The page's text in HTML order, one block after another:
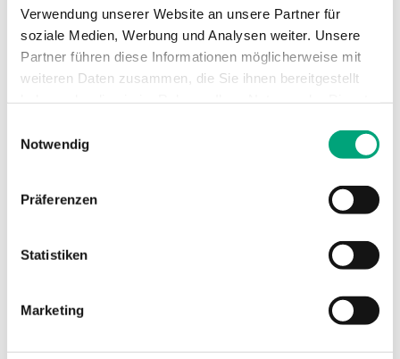
Verwendung unserer Website an unsere Partner für
soziale Medien, Werbung und Analysen weiter. Unsere
Partner führen diese Informationen möglicherweise mit
weiteren Daten zusammen, die Sie ihnen bereitgestellt
Notwendig
Präferenzen
Statistiken
Marketing
Max. Überspannung an jeder Klemme
+10 V (auf GND bezogen) V
Analogausgang Lastimpedanz 0...10 V
-40…60 °C
0-10 V
Ausgangssignal Feuchte 0-10 V
±2 % RH @ 10...90 % RH
±3 % RH @ 0...10 & 90...100 % RH
Genauigkeit, Gas in Luft